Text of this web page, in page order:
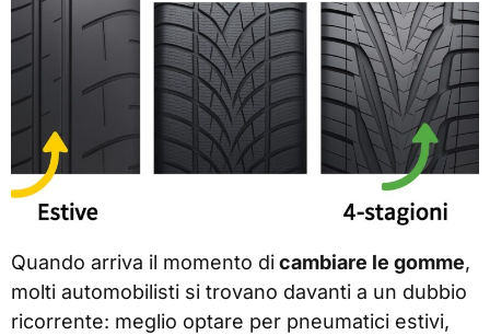
Quando arriva il momento dicambiare le gomme,
molti automobilisti si trovano davanti a un dubbio
ricorrente: meglio optare per pneumatici estivi,